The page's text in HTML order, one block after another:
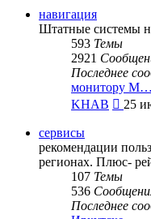
навигация
Штатные системы
593 Темы
2921
Последнее
монитору M…
KHAB
25
сервисы
рекомендации
регионах. Плюс-
107 Темы
536
Последнее